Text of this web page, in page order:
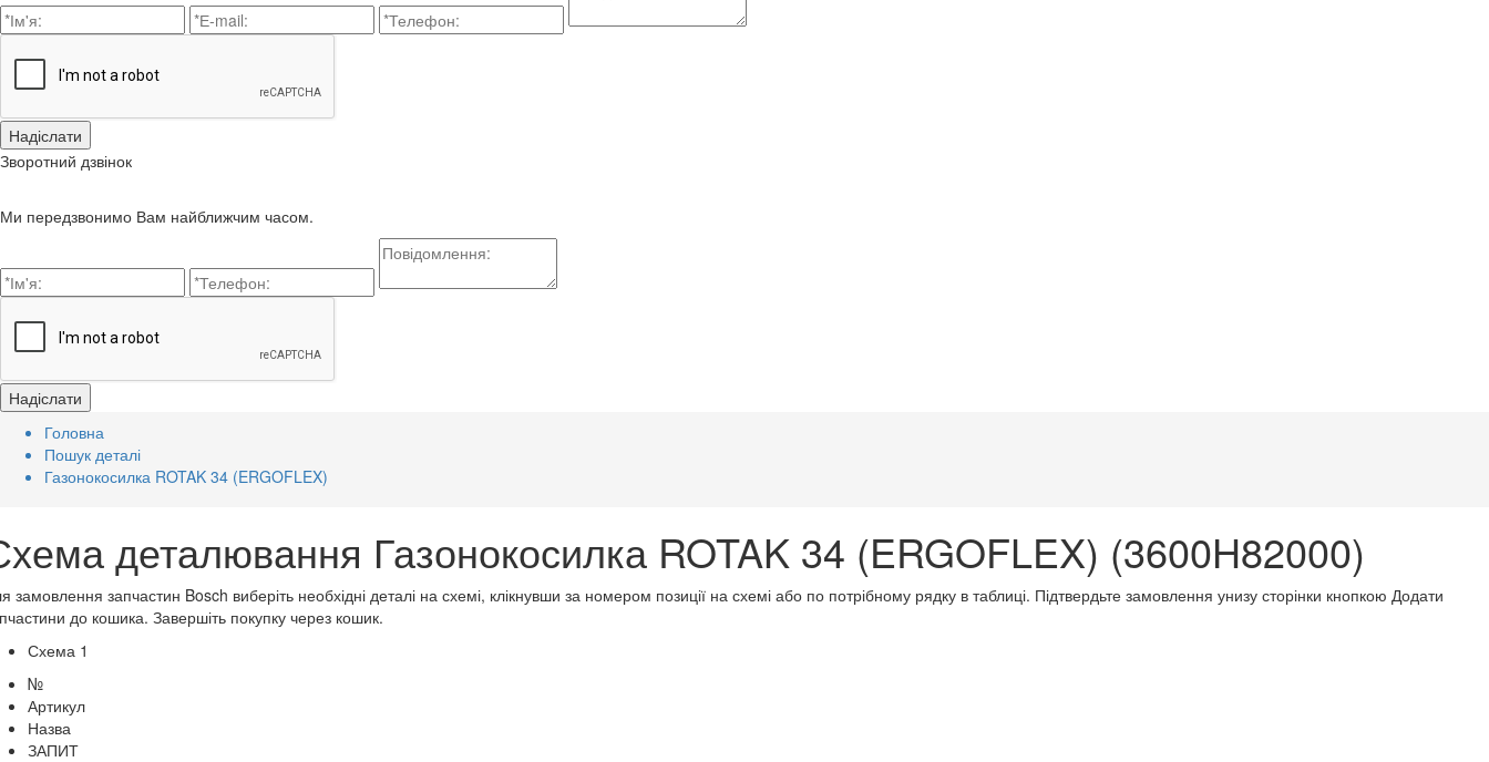
Зворотний дзвінок
Ми передзвонимо Вам найближчим часом.
Головна
Пошук деталі
Газонокосилка ROTAK 34 (ERGOFLEX)
деталювання Газонокосилка ROTAK 34 (ERGOFLEX) (3600H82000)
замовлення запчастин Bosch виберіть необхідні деталі на схемі, клікнувши за номером позиції на схемі або по потрібному рядку в таблиці. Підтвердьте замовлення унизу сторінки кнопкою Додати
до кошика. Завершіть покупку через кошик.
Схема 1
№
Артикул
Назва
ЗАПИТ